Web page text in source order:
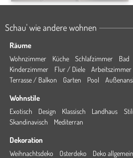
Schau' wie andere wohnen
Räume
Wohnzimmer Küche Schlafzimmer Bad
Kinderzimmer
Flur / Diele Arbeitszimmer
Terrasse / Balkon
Garten Pool
Wohnstile
Exotisch Design Klassisch Landhaus
Skandinavisch
Mediterran
Dekoration
Weihnachtsdeko Osterdeko Deko allgemein